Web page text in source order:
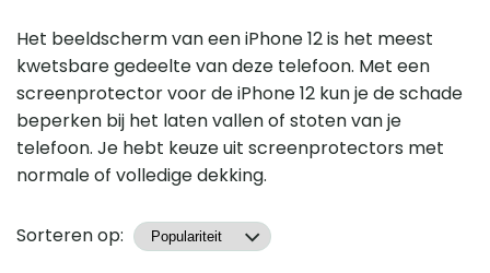
Het beeldscherm van een iPhone 12 is het meest
kwetsbare gedeelte van deze telefoon. Met een
screenprotector voor de iPhone 12 kun je de schade
beperken bij het laten vallen of stoten van je
telefoon. Je hebt keuze uit screenprotectors met
normale of volledige dekking.
Producten
Sorteren op: